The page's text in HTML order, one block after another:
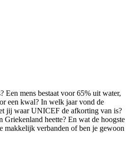
Een mens bestaat voor 65% uit water,
een kwal? In welk jaar vond de
jij waar UNICEF de afkorting van is?
Griekenland heette? En wat de hoogste
makkelijk verbanden of ben je gewoon